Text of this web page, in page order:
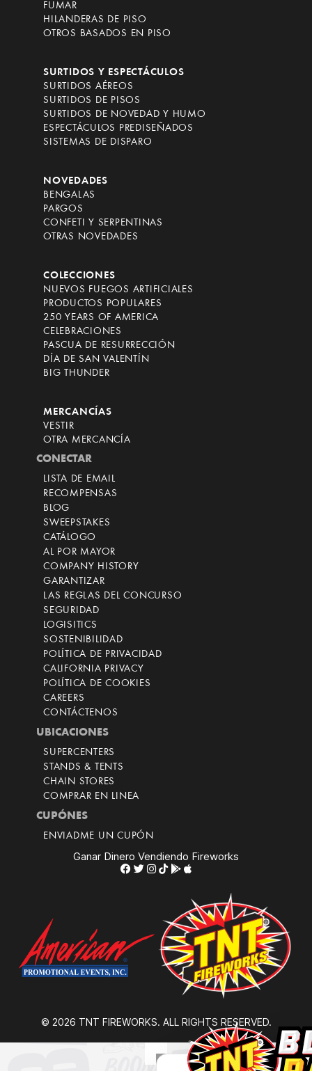
FUMAR
HILANDERAS DE PISO
OTROS BASADOS EN PISO
SURTIDOS Y ESPECTÁCULOS
SURTIDOS AÉREOS
SURTIDOS DE PISOS
SURTIDOS DE NOVEDAD Y HUMO
ESPECTÁCULOS PREDISEÑADOS
SISTEMAS DE DISPARO
NOVEDADES
BENGALAS
PARGOS
CONFETI Y SERPENTINAS
OTRAS NOVEDADES
COLECCIONES
NUEVOS FUEGOS ARTIFICIALES
PRODUCTOS POPULARES
250 YEARS OF AMERICA
CELEBRACIONES
PASCUA DE RESURRECCIÓN
DÍA DE SAN VALENTÍN
BIG THUNDER
MERCANCÍAS
VESTIR
OTRA MERCANCÍA
CONECTAR
LISTA DE EMAIL
RECOMPENSAS
BLOG
SWEEPSTAKES
CATÁLOGO
AL POR MAYOR
COMPANY HISTORY
GARANTIZAR
LAS REGLAS DEL CONCURSO
SEGURIDAD
LOGISITICS
SOSTENIBILIDAD
POLÍTICA DE PRIVACIDAD
CALIFORNIA PRIVACY
POLÍTICA DE COOKIES
CAREERS
CONTÁCTENOS
UBICACIONES
SUPERCENTERS
STANDS & TENTS
CHAIN STORES
COMPRAR EN LINEA
CUPÓNES
ENVIADME UN CUPÓN
Ganar Dinero Vendiendo Fireworks
© 2026 TNT FIREWORKS. ALL RIGHTS RESERVED.